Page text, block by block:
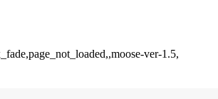
ver-1.5,